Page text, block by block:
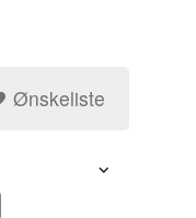
Ønskeliste